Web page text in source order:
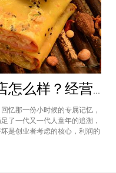
石小沫煎饼果儿加盟店怎么样？经营煎饼果子店利润如何
忆那一份小时候的专属记忆，
了一代又一代人童年的追溯，
是创业者考虑的核心，利润的
面小编将为大家解答这些问